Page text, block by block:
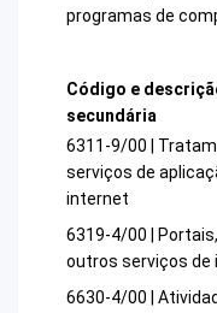
programas de
Código e
secundária
6311-9/00 |
serviços de
internet
6319-4/00 |
outros serviços
6630-4/00 |